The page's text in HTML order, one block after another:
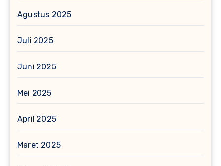
Agustus 2025
Juli 2025
Juni 2025
Mei 2025
April 2025
Maret 2025